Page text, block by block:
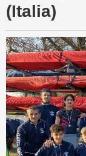
(Italia)